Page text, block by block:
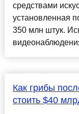
средствами
установленная
350 млн штук.
Как грибы
стоить $40